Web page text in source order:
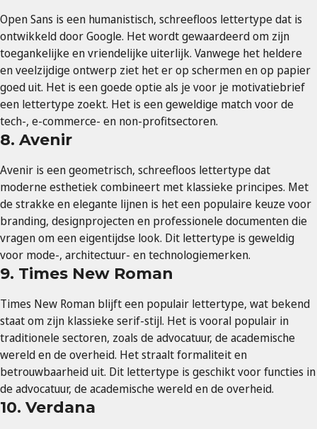
Open Sans is een humanistisch, schreefloos lettertype dat is
ontwikkeld door Google. Het wordt gewaardeerd om zijn
toegankelijke en vriendelijke uiterlijk. Vanwege het heldere
en veelzijdige ontwerp ziet het er op schermen en op papier
goed uit. Het is een goede optie als je voor je motivatiebrief
een lettertype zoekt. Het is een geweldige match voor de
tech-, e-commerce- en non-profitsectoren.
8. Avenir
Avenir is een geometrisch, schreefloos lettertype dat
moderne esthetiek combineert met klassieke principes. Met
de strakke en elegante lijnen is het een populaire keuze voor
branding, designprojecten en professionele documenten die
vragen om een eigentijdse look. Dit lettertype is geweldig
voor mode-, architectuur- en technologiemerken.
9. Times New Roman
Times New Roman blijft een populair lettertype, wat bekend
staat om zijn klassieke serif-stijl. Het is vooral populair in
traditionele sectoren, zoals de advocatuur, de academische
wereld en de overheid. Het straalt formaliteit en
betrouwbaarheid uit. Dit lettertype is geschikt voor functies in
de advocatuur, de academische wereld en de overheid.
10. Verdana